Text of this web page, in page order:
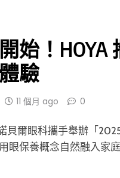
始！
驗
11 個月 ago 0
貝爾眼科攜手舉辦「
眼保養概念自然融入家